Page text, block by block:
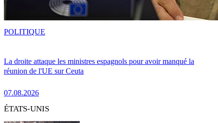
La droite attaque les ministres espagnols pour avoir manqué la
réunion de l'UE sur Ceuta
07.08.2026
POLITIQUE
ÉTATS-UNIS